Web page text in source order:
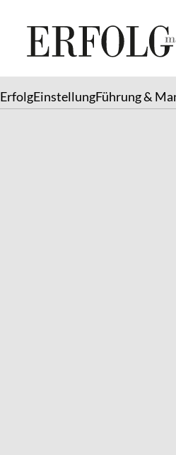
ErfolgEinstellungFührung &